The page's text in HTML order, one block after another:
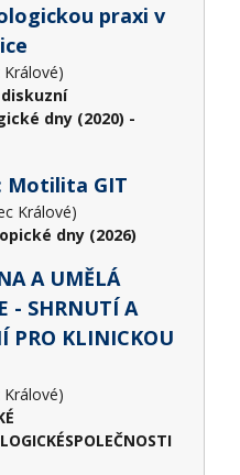
praxi v
Králové)
dny (2020) -
Motilita GIT
Králové)
dny (2026)
A UMĚLÁ
- SHRNUTÍ A
PRO KLINICKOU
Králové)